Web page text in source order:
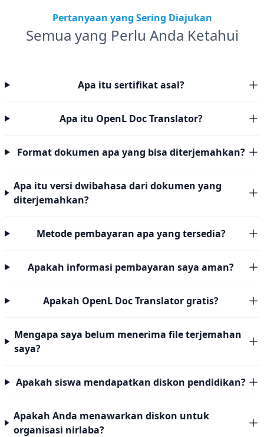
Pertanyaan yang Sering Diajukan
Semua yang Perlu Anda Ketahui
Apa itu sertifikat asal?
Apa itu OpenL Doc Translator?
Format dokumen apa yang bisa diterjemahkan?
Apa itu versi dwibahasa dari dokumen yang
diterjemahkan?
Metode pembayaran apa yang tersedia?
Apakah informasi pembayaran saya aman?
Apakah OpenL Doc Translator gratis?
Mengapa saya belum menerima file terjemahan
saya?
Apakah siswa mendapatkan diskon pendidikan?
Apakah Anda menawarkan diskon untuk
organisasi nirlaba?